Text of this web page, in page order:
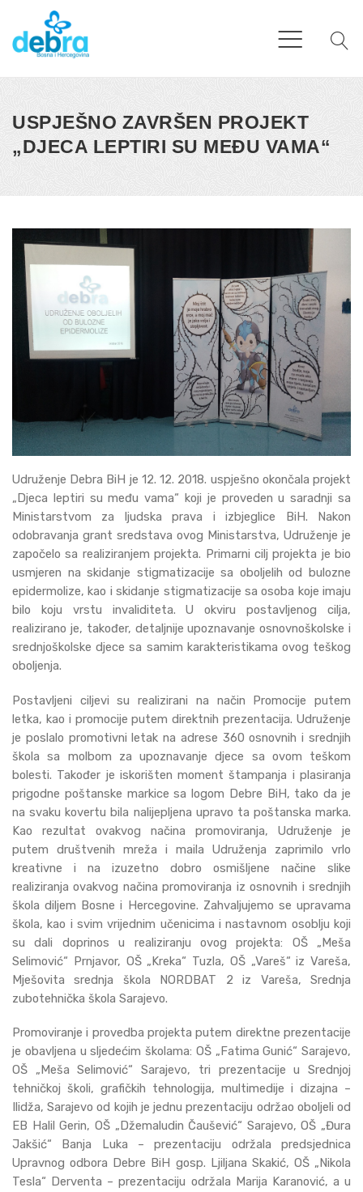
USPJEŠNO ZAVRŠEN PROJEKT
„DJECA LEPTIRI SU MEĐU VAMA“
Udruženje Debra BiH je 12. 12. 2018. uspješno okončala projekt
„Djeca leptiri su među vama“ koji je proveden u saradnji sa
Ministarstvom za ljudska prava i izbjeglice BiH. Nakon
odobravanja grant sredstava ovog Ministarstva, Udruženje je
započelo sa realiziranjem projekta. Primarni cilj projekta je bio
usmjeren na skidanje stigmatizacije sa oboljelih od bulozne
epidermolize, kao i skidanje stigmatizacije sa osoba koje imaju
bilo koju vrstu invaliditeta. U okviru postavljenog cilja,
realizirano je, također, detaljnije upoznavanje osnovnoškolske i
srednjoškolske djece sa samim karakteristikama ovog teškog
oboljenja.
Postavljeni ciljevi su realizirani na način Promocije putem
letka, kao i promocije putem direktnih prezentacija. Udruženje
je poslalo promotivni letak na adrese 360 osnovnih i srednjih
škola sa molbom za upoznavanje djece sa ovom teškom
bolesti. Također je iskorišten moment štampanja i plasiranja
prigodne poštanske markice sa logom Debre BiH, tako da je
na svaku kovertu bila nalijepljena upravo ta poštanska marka.
Kao rezultat ovakvog načina promoviranja, Udruženje je
putem društvenih mreža i maila Udruženja zaprimilo vrlo
kreativne i na izuzetno dobro osmišljene načine slike
realiziranja ovakvog načina promoviranja iz osnovnih i srednjih
škola diljem Bosne i Hercegovine. Zahvaljujemo se upravama
škola, kao i svim vrijednim učenicima i nastavnom osoblju koji
su dali doprinos u realiziranju ovog projekta: OŠ „Meša
Selimović“ Prnjavor, OŠ „Kreka“ Tuzla, OŠ „Vareš“ iz Vareša,
Mješovita srednja škola NORDBAT 2 iz Vareša, Srednja
zubotehnička škola Sarajevo.
Promoviranje i provedba projekta putem direktne prezentacije
je obavljena u sljedećim školama: OŠ „Fatima Gunić“ Sarajevo,
OŠ „Meša Selimović“ Sarajevo, tri prezentacije u Srednjoj
tehničkoj školi, grafičkih tehnologija, multimedije i dizajna –
Ilidža, Sarajevo od kojih je jednu prezentaciju održao oboljeli od
EB Halil Gerin, OŠ „Džemaludin Čaušević“ Sarajevo, OŠ „Đura
Jakšić“ Banja Luka – prezentaciju održala predsjednica
Upravnog odbora Debre BiH gosp. Ljiljana Skakić, OŠ „Nikola
Tesla“ Derventa – prezentaciju održala Marija Karanović, a u